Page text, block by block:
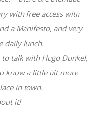
with free access with
a Manifesto, and very
daily lunch.
talk with Hugo Dunkel,
know a little bit more
in town.
it!